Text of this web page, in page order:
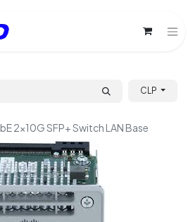
CLP
2x10G SFP+ Switch LAN Base